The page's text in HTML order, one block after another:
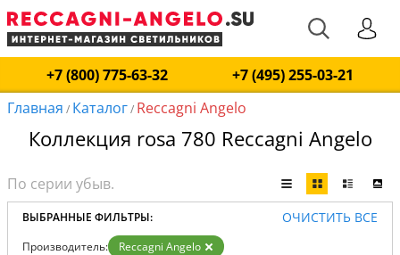
+7 (800) 775-63-32
+7 (495) 255-03-21
Главная / Каталог/ Reccagni Angelo
Коллекция rosa 780 Reccagni Angelo
ВЫБРАННЫЕ ФИЛЬТРЫ: ОЧИСТИТЬ ВСЕ
Производитель: Reccagni Angelo